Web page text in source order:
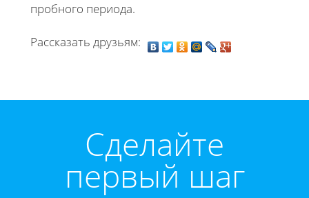
пробного периода.
Рассказать друзьям:
Cделайте
первый шаг